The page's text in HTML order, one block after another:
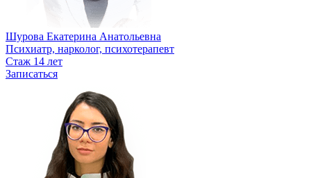
Шурова Екатерина Анатольевна
Психиатр, нарколог, психотерапевт
Стаж 14 лет
Записаться